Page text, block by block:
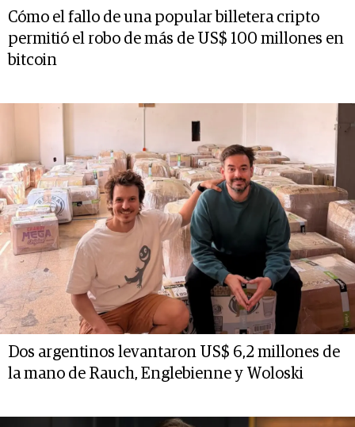
Cómo el fallo de una popular billetera cripto
permitió el robo de más de US$ 100 millones en
bitcoin
Dos argentinos levantaron US$ 6,2 millones de
la mano de Rauch, Englebienne y Woloski